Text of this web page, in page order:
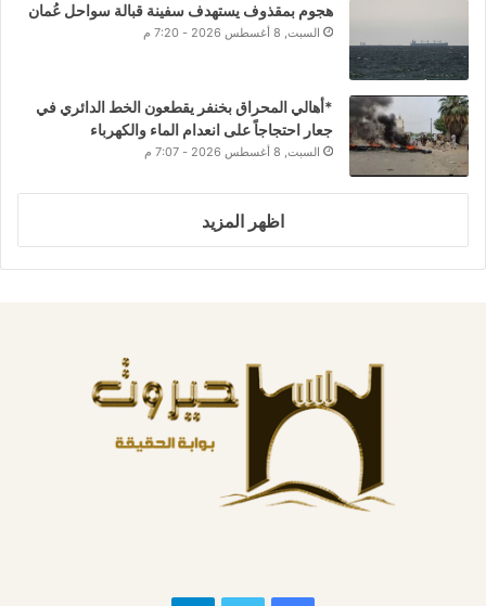
هجوم بمقذوف يستهدف سفينة قبالة سواحل عُمان
السبت, 8 أغسطس 2026 - 7:20 م
*أهالي المحراق بخنفر يقطعون الخط الدائري في
جعار احتجاجاً على انعدام الماء والكهرباء
السبت, 8 أغسطس 2026 - 7:07 م
اظهر المزيد